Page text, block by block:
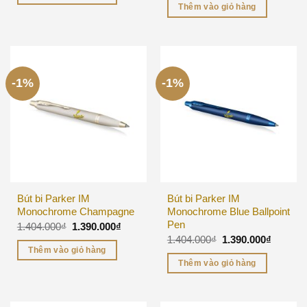
Thêm vào giỏ hàng
-1%
Bút bi Parker IM
Monochrome Champagne
1.404.000₫ 1.390.000₫
Thêm vào giỏ hàng
-1%
Bút bi Parker IM
Monochrome Blue Ballpoint
Pen
1.404.000₫ 1.390.000₫
Thêm vào giỏ hàng